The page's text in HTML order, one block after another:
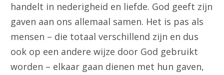
handelt in nederigheid en liefde. God geeft zijn
gaven aan ons allemaal samen. Het is pas als
mensen – die totaal verschillend zijn en dus
ook op een andere wijze door God gebruikt
worden – elkaar gaan dienen met hun gaven,